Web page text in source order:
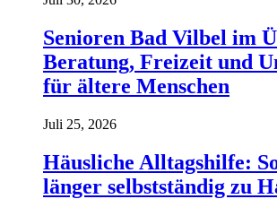
Senioren Bad Vilbel im
Beratung, Freizeit und
für ältere Menschen
Juli 25, 2026
Häusliche Alltagshilfe:
länger selbstständig zu